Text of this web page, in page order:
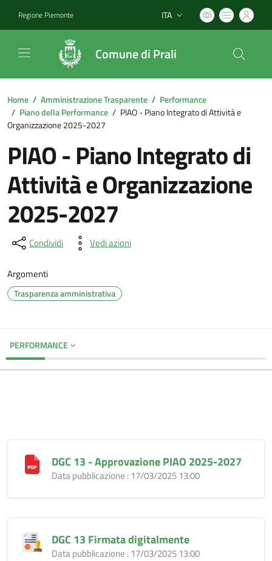
Regione Piemonte Lingua attiva:
ITA
Comune di Prali
Home / Amministrazione Trasparente / Performance
/ Piano della Performance / PIAO - Piano Integrato di Attività e
Organizzazione 2025-2027
PIAO - Piano Integrato di
Attività e Organizzazione
2025-2027
Condividi Vedi azioni
Argomenti
Trasparenza amministrativa
PERFORMANCE
DGC 13 - Approvazione PIAO 2025-2027
Data pubblicazione : 17/03/2025 13:00
DGC 13 Firmata digitalmente
Data pubblicazione : 17/03/2025 13:00